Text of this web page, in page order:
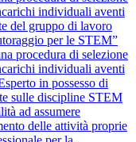
individuali aventi
del gruppo di lavoro
per le STEM”
procedura di selezione
individuali aventi
in possesso di
sulle discipline STEM
ad assumere
delle attività proprie